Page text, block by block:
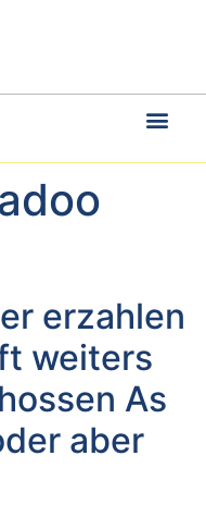
erzahlen
weiters
As
aber